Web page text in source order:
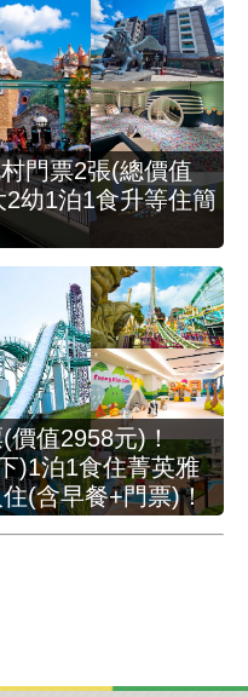
門票2張(總價值
幼1泊1食升等住簡
值2958元)！
)1泊1食住菁英雅
(含早餐+門票)！